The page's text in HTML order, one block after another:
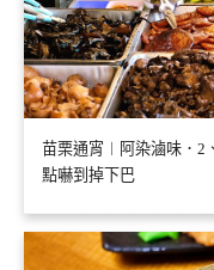
苗栗通宵︱阿染滷味．2
點嚇到掉下巴